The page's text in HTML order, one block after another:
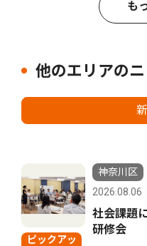
も
他のエリアの
ピックアッ
神奈川区
2026.08.06
社会課題
研修会